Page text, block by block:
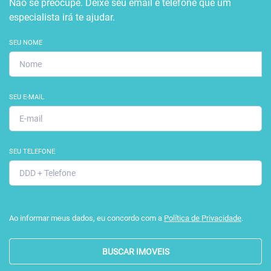
Não se preocupe. Deixe seu email e telefone que um
especialista irá te ajudar.
SEU NOME
SEU E-MAIL
SEU TELEFONE
Ao informar meus dados, eu concordo com a Política de Privacidade.
BUSCAR IMOVEIS